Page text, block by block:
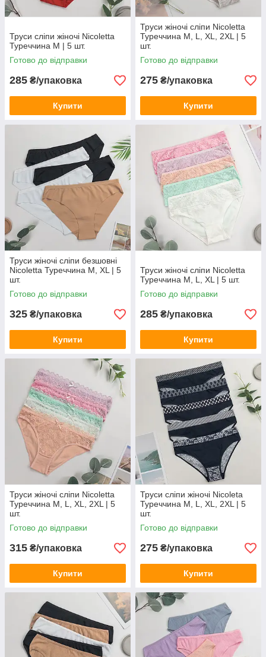
Труси сліпи жіночі Nicoletta
Туреччина M | 5 шт.
Готово до відправки
285 ₴/упаковка
Купити
Труси жіночі сліпи Nicoletta
Туреччина M, L, XL, 2XL | 5
шт.
Готово до відправки
275 ₴/упаковка
Купити
Труси жіночі сліпи безшовні
Nicoletta Туреччина M, XL | 5
шт.
Готово до відправки
325 ₴/упаковка
Купити
Труси жіночі сліпи Nicoletta
Туреччина M, L, XL | 5 шт.
Готово до відправки
285 ₴/упаковка
Купити
Труси жіночі сліпи Nicoletta
Туреччина M, L, XL, 2XL | 5
шт.
Готово до відправки
315 ₴/упаковка
Купити
Труси сліпи жіночі Nicoleta
Туреччина M, L, XL, 2XL | 5
шт.
Готово до відправки
275 ₴/упаковка
Купити